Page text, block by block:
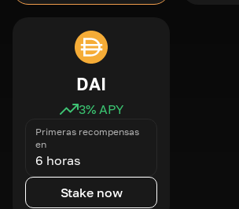
DAI
3% APY
Primeras recompensas
en
6 horas
Stake now